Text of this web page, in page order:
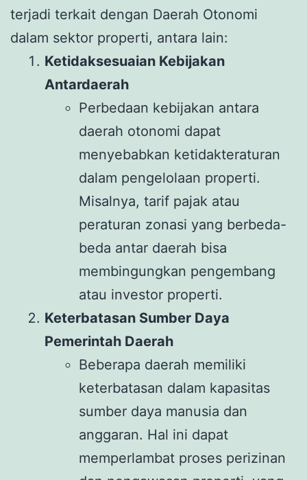
terjadi terkait dengan Daerah Otonomi
dalam sektor properti, antara lain:
Ketidaksesuaian Kebijakan
Antardaerah
Perbedaan kebijakan antara
daerah otonomi dapat
menyebabkan ketidakteraturan
dalam pengelolaan properti.
Misalnya, tarif pajak atau
peraturan zonasi yang berbeda-
beda antar daerah bisa
membingungkan pengembang
atau investor properti.
Keterbatasan Sumber Daya
Pemerintah Daerah
Beberapa daerah memiliki
keterbatasan dalam kapasitas
sumber daya manusia dan
anggaran. Hal ini dapat
memperlambat proses perizinan